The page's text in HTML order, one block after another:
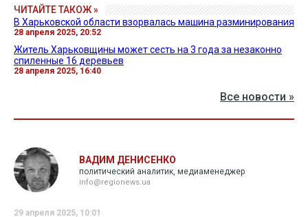
ЧИТАЙТЕ ТАКОЖ »
В Харьковской области взорвалась машина разминирования
28 апреля 2025, 20:52
Житель Харьковщины может сесть на 3 года за незаконно
спиленные 16 деревьев
28 апреля 2025, 16:40
Все новости »
ВАДИМ ДЕНИСЕНКО
политический аналитик, медиаменеджер
info@regionews.ua
29 апреля 2025, 10:01